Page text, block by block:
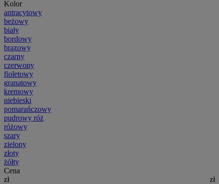
Kolor
antracytowy
beżowy
biały
bordowy
brązowy
czarny
czerwony
fioletowy
granatowy
kremowy
niebieski
pomarańczowy
pudrowy róż
różowy
szary
zielony
złoty
żółty
Cena
zł
zł